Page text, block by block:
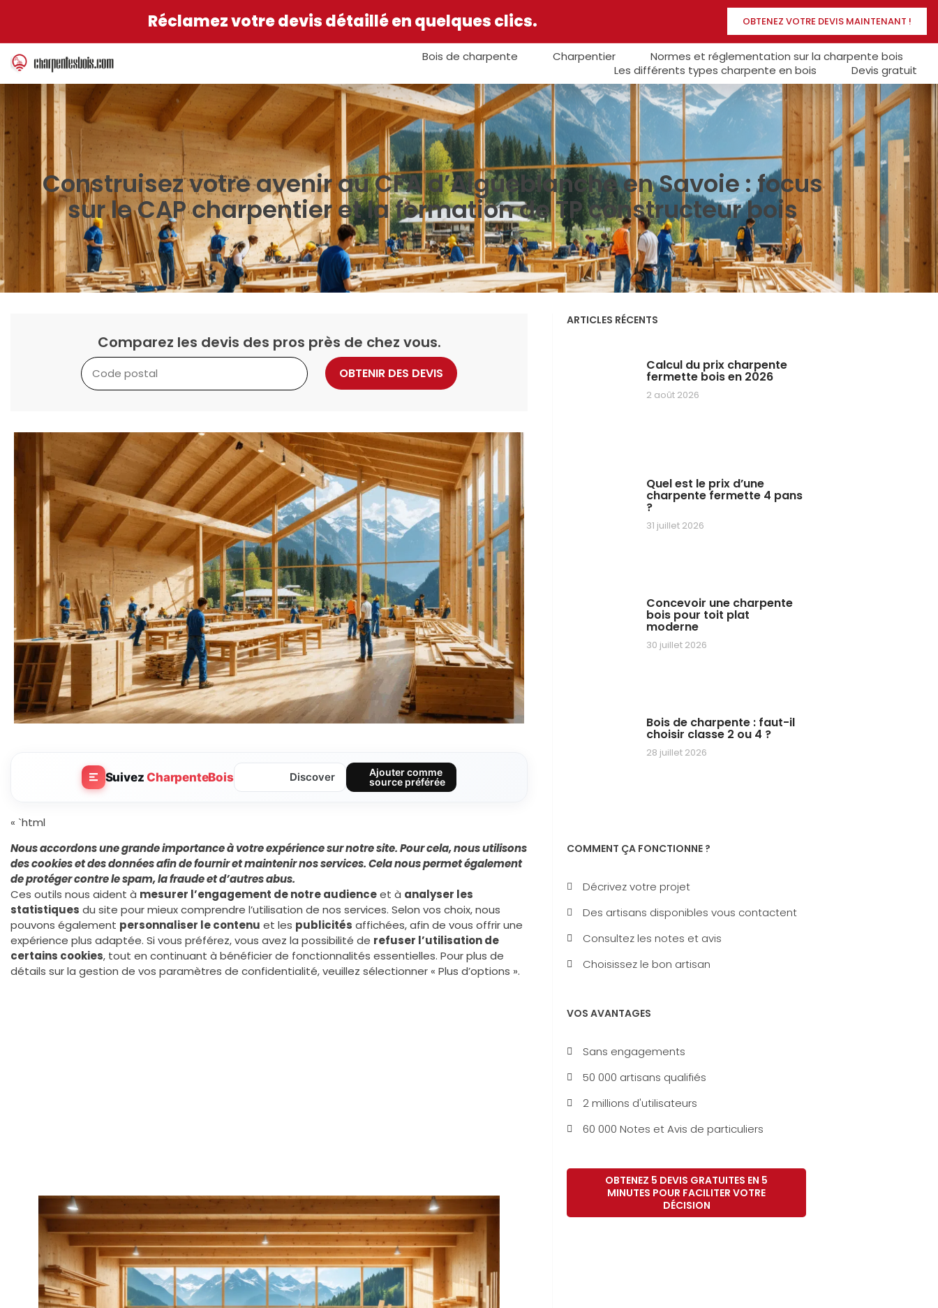
Réclamez votre devis détaillé en quelques clics. OBTENEZ VOTRE DEVIS MAINTENANT !
Bois de charpente Charpentier
Normes et réglementation sur la charpente bois
Les différents types charpente en bois
Devis gratuit
Construisez votre avenir au CFA d’Aigueblanche en Savoie : focus
sur le CAP charpentier et la formation de TP constructeur bois
Comparez les devis des pros près de chez vous.
OBTENIR DES DEVIS
SuivezCharpenteBois Discover
Ajouter comme
source préférée
« `html
Nous accordons une grande importance à votre expérience sur notre site. Pour cela, nous utilisons
descookieset des données afin defournir et maintenir nos services. Cela nous permet également
deprotéger contre le spam, la fraudeet d’autres abus.
Ces outils nous aident à mesurer l’engagement de notre audienceet à analyser les
statistiques du site pour mieux comprendre l’utilisation de nos services. Selon vos choix, nous
pouvons également personnaliser le contenu et les publicités affichées, afin de vous offrir une
expérience plus adaptée. Si vous préférez, vous avez la possibilité de refuser l’utilisation de
certains cookies, tout en continuant à bénéficier de fonctionnalités essentielles. Pour plus de
détails sur la gestion de vos paramètres de confidentialité, veuillez sélectionner « Plus d’options ».
ARTICLES RÉCENTS
Calcul du prix charpente
fermette bois en 2026
2 août 2026
Quel est le prix d’une
charpente fermette 4 pans
?
31 juillet 2026
Concevoir une charpente
bois pour toit plat
moderne
30 juillet 2026
Bois de charpente : faut-il
choisir classe 2 ou 4 ?
28 juillet 2026
COMMENT ÇA FONCTIONNE ?
Décrivez votre projet
Des artisans disponibles vous contactent
Consultez les notes et avis
Choisissez le bon artisan
VOS AVANTAGES
Sans engagements
50 000 artisans qualifiés
2 millions d'utilisateurs
60 000 Notes et Avis de particuliers
OBTENEZ 5 DEVIS GRATUITES EN 5
MINUTES POUR FACILITER VOTRE
DÉCISION